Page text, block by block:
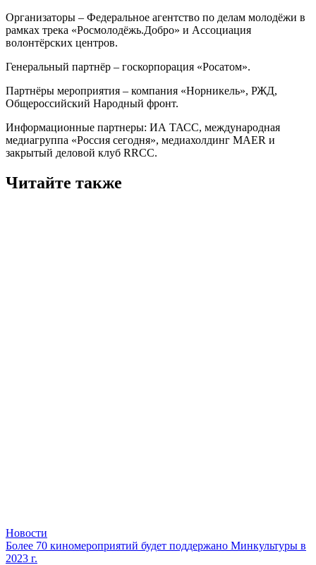
Организаторы – Федеральное агентство по делам молодёжи в
рамках трека «Росмолодёжь.Добро» и Ассоциация
волонтёрских центров.
Генеральный партнёр – госкорпорация «Росатом».
Партнёры мероприятия – компания «Норникель», РЖД,
Общероссийский Народный фронт.
Информационные партнеры: ИА ТАСС, международная
медиагруппа «Россия сегодня», медиахолдинг MAER и
закрытый деловой клуб RRCC.
Читайте также
Новости
Более 70 киномероприятий будет поддержано Минкультуры в
2023 г.